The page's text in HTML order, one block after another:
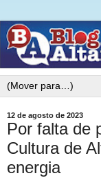
12 de agosto de 2023
Por falta de
Cultura de
energia